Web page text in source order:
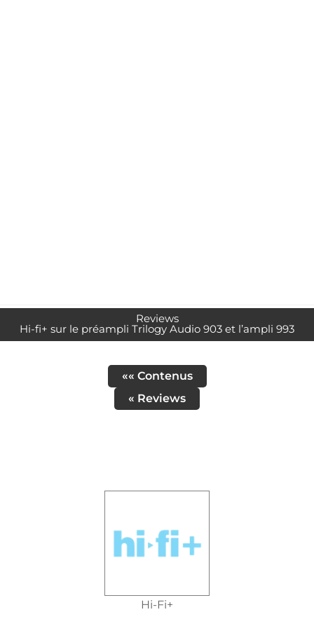
Reviews
Hi-fi+ sur le préampli Trilogy Audio 903 et l’ampli 993
«« Contenus
« Reviews
Hi-Fi+